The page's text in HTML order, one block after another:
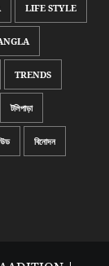
LIFE STYLE
TRENDS
টলিপাড়া
বিনোদন